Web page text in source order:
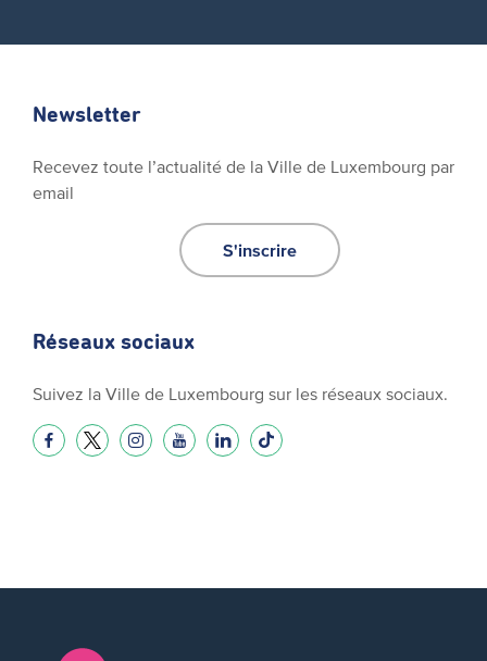
Newsletter
Recevez toute l’actualité de la Ville de Luxembourg par
email
S'inscrire
Réseaux sociaux
Suivez la Ville de Luxembourg sur les réseaux sociaux.